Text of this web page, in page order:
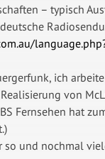
– typisch
ich
von
Fernsehen hat
so und nochmal